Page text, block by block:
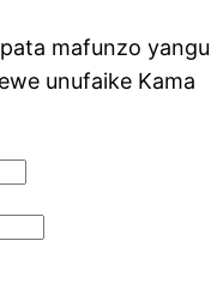
mafunzo yangu
unufaike Kama